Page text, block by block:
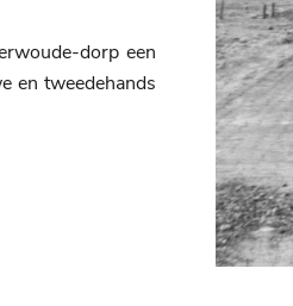
dorp een
en tweedehands